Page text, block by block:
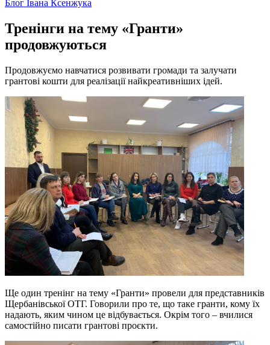
Блог Івана Ксенжука
Тренінги на тему «Гранти»
продовжуються
Продовжуємо навчатися розвивати громади та залучати
грантові кошти для реалізації найкреативніших ідей.
Ще один тренінг на тему «Гранти» провели для представників
Щербанівської ОТГ. Говорили про те, що таке гранти, кому їх
надають, яким чином це відбувається. Окрім того – вчилися
самостійно писати грантові проєкти.